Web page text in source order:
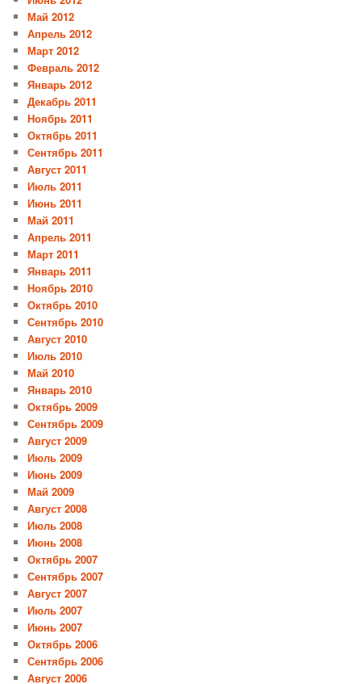
Май 2012
Апрель 2012
Март 2012
Февраль 2012
Январь 2012
Декабрь 2011
Ноябрь 2011
Октябрь 2011
Сентябрь 2011
Август 2011
Июль 2011
Июнь 2011
Май 2011
Апрель 2011
Март 2011
Январь 2011
Ноябрь 2010
Октябрь 2010
Сентябрь 2010
Август 2010
Июль 2010
Май 2010
Январь 2010
Октябрь 2009
Сентябрь 2009
Август 2009
Июль 2009
Июнь 2009
Май 2009
Август 2008
Июль 2008
Июнь 2008
Октябрь 2007
Сентябрь 2007
Август 2007
Июль 2007
Июнь 2007
Октябрь 2006
Сентябрь 2006
Август 2006